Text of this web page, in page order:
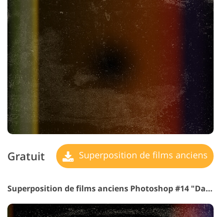
Gratuit Superposition de films anciens
Superposition de films anciens Photoshop #14 "Dark Streets"